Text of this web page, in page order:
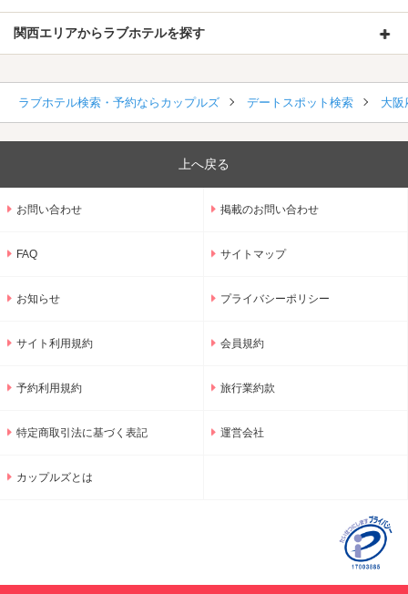
関西エリアからラブホテルを探す
ラブホテル検索・予約ならカップルズ デートスポット検索 大阪
上へ戻る
お問い合わせ 掲載のお問い合わせ
FAQ サイトマップ
お知らせ プライバシーポリシー
サイト利用規約 会員規約
予約利用規約 旅行業約款
特定商取引法に基づく表記 運営会社
カップルズとは